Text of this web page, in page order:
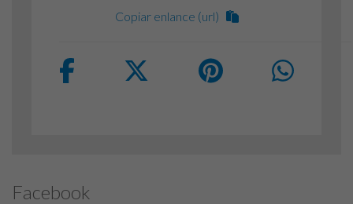
Copiar enlance (url)
Facebook